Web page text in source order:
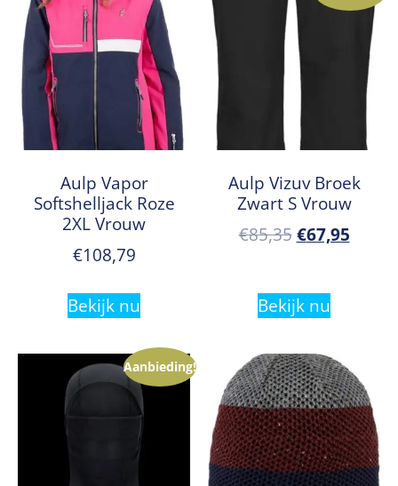
Aulp Vapor
Softshelljack Roze
2XL Vrouw
€108,79
Bekijk nu
Aulp Vizuv Broek
Zwart S Vrouw
€85,35 €67,95
Bekijk nu
Aanbieding!